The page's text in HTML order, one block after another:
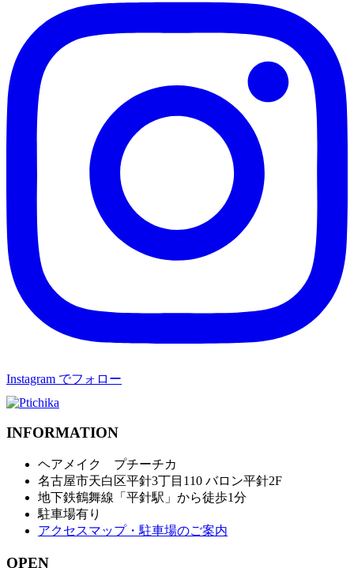
Instagram でフォロー
INFORMATION
ヘアメイク プチーチカ
名古屋市天白区平針3丁目110 バロン平針2F
地下鉄鶴舞線「平針駅」から徒歩1分
駐車場有り
アクセスマップ・駐車場のご案内
OPEN